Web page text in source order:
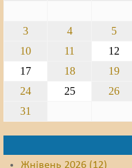
3
4 5
10
11 12
17
18 19
24
25 26
31
Жнівень 2026 (12)
Свабода сумленьня
Суд
Экалёгія
Правы працоўных
Сацыяльныя правы